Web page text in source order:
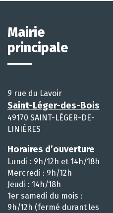
Mairie
principale
9 rue du Lavoir
Saint-Léger-des-Bois
49170 SAINT-LÉGER-DE-
LINIÈRES
Horaires d’ouverture
Lundi : 9h/12h et 14h/18h
Mercredi : 9h/12h
Jeudi : 14h/18h
1er samedi du mois :
9h/12h (fermé durant les